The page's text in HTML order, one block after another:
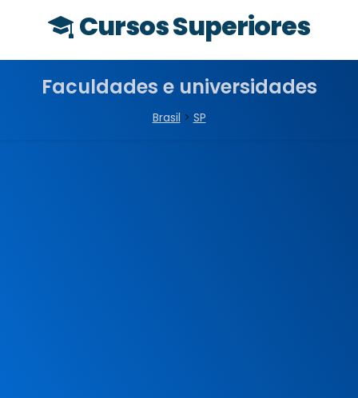
Cursos Superiores
Faculdades e universidades
Brasil > SP